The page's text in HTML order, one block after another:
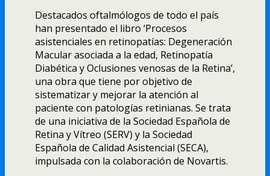
Destacados oftalmólogos de todo el país
han presentado el libro ‘Procesos
asistenciales en retinopatías: Degeneración
Macular asociada a la edad, Retinopatía
Diabética y Oclusiones venosas de la Retina’,
una obra que tiene por objetivo de
sistematizar y mejorar la atención al
paciente con patologías retinianas. Se trata
de una iniciativa de la Sociedad Española de
Retina y Vítreo (SERV) y la Sociedad
Española de Calidad Asistencial (SECA),
impulsada con la colaboración de Novartis.